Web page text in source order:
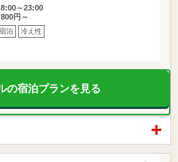
～23:00
円～
宿泊 冷え性
の宿泊プランを見る